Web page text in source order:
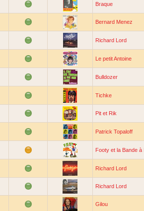
Braque
Bernard Menez
Richard Lord
Le petit Antoine
Bulldozer
Tichke
Pit et Rik
Patrick Topaloff
Footy et la Bande à
Richard Lord
Richard Lord
Gilou